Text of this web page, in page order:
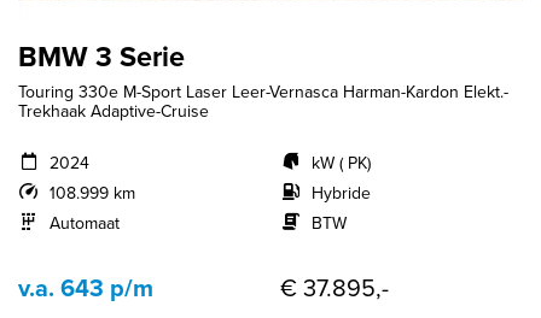
BMW 3 Serie
Touring 330e M-Sport Laser Leer-Vernasca Harman-Kardon Elekt.-
Trekhaak Adaptive-Cruise
2024
108.999 km
Automaat
kW ( PK)
Hybride
BTW
v.a. 643 p/m € 37.895,-